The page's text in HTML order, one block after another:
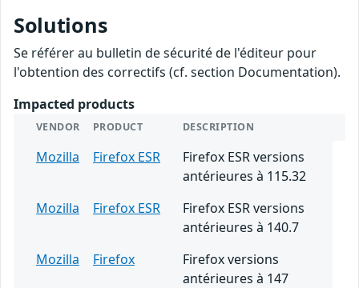
Solutions
Se référer au bulletin de sécurité de l'éditeur pour
l'obtention des correctifs (cf. section Documentation).
Impacted products
VENDOR PRODUCT DESCRIPTION
Mozilla Firefox ESR
Firefox ESR versions
antérieures à 115.32
Mozilla
Firefox ESR
Firefox ESR versions
antérieures à 140.7
Mozilla
Firefox
Firefox versions
antérieures à 147